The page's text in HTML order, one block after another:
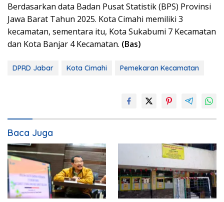
Berdasarkan data Badan Pusat Statistik (BPS) Provinsi
Jawa Barat Tahun 2025. Kota Cimahi memiliki 3
kecamatan, sementara itu, Kota Sukabumi 7 Kecamatan
dan Kota Banjar 4 Kecamatan. (Bas)
DPRD Jabar Kota Cimahi Pemekaran Kecamatan
Baca Juga